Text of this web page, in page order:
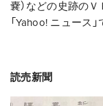
嚢）などの史跡のＶ
「Yahoo! ニュース
読売新聞